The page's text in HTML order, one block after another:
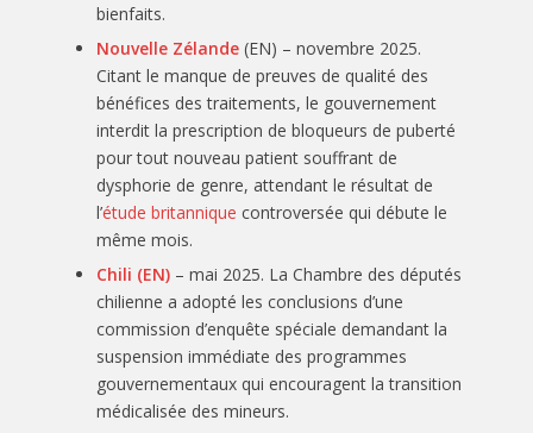
bienfaits.
Nouvelle Zélande (EN) – novembre 2025.
Citant le manque de preuves de qualité des
bénéfices des traitements, le gouvernement
interdit la prescription de bloqueurs de puberté
pour tout nouveau patient souffrant de
dysphorie de genre, attendant le résultat de
l’étude britannique controversée qui débute le
même mois.
Chili (EN) – mai 2025. La Chambre des députés
chilienne a adopté les conclusions d’une
commission d’enquête spéciale demandant la
suspension immédiate des programmes
gouvernementaux qui encouragent la transition
médicalisée des mineurs.